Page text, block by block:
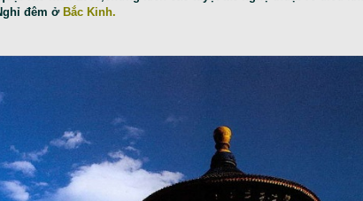
đêm ở Bắc Kinh.